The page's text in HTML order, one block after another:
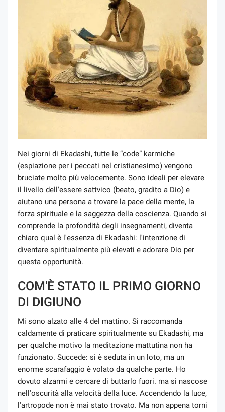
Nei giorni di Ekadashi, tutte le “code” karmiche
(espiazione per i peccati nel cristianesimo) vengono
bruciate molto più velocemente. Sono ideali per elevare
il livello dell'essere sattvico (beato, gradito a Dio) e
aiutano una persona a trovare la pace della mente, la
forza spirituale e la saggezza della coscienza. Quando si
comprende la profondità degli insegnamenti, diventa
chiaro qual è l'essenza di Ekadashi: l'intenzione di
diventare spiritualmente più elevati e adorare Dio per
questa opportunità.
COM'È STATO IL PRIMO GIORNO
DI DIGIUNO
Mi sono alzato alle 4 del mattino. Si raccomanda
caldamente di praticare spiritualmente su Ekadashi, ma
per qualche motivo la meditazione mattutina non ha
funzionato. Succede: si è seduta in un loto, ma un
enorme scarafaggio è volato da qualche parte. Ho
dovuto alzarmi e cercare di buttarlo fuori. ma si nascose
nell'oscurità alla velocità della luce. Accendendo la luce,
l'artropode non è mai stato trovato. Ma non appena torni